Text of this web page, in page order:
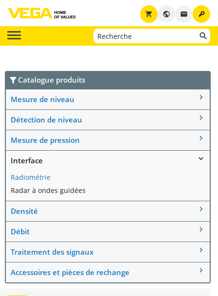
key
email
public
shopping_cart
Catalogue produits
Mesure de niveau
Détection de niveau
Mesure de pression
Interface
Radiométrie
Radar à ondes guidées
Densité
Débit
Traitement des signaux
Accessoires et pièces de rechange